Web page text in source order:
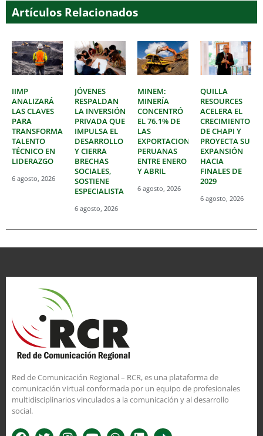
Artículos Relacionados
IIMP
ANALIZARÁ
LAS CLAVES
PARA
TRANSFORMAR
TALENTO
TÉCNICO EN
LIDERAZGO
6 agosto, 2026
JÓVENES
RESPALDAN
LA INVERSIÓN
PRIVADA QUE
IMPULSA EL
DESARROLLO
Y CIERRA
BRECHAS
SOCIALES,
SOSTIENE
ESPECIALISTA
6 agosto, 2026
MINEM:
MINERÍA
CONCENTRÓ
EL 76.1% DE
LAS
EXPORTACIONES
PERUANAS
ENTRE ENERO
Y ABRIL
6 agosto, 2026
QUILLA
RESOURCES
ACELERA EL
CRECIMIENTO
DE CHAPI Y
PROYECTA SU
EXPANSIÓN
HACIA
FINALES DE
2029
6 agosto, 2026
Red de Comunicación Regional – RCR, es una plataforma de
comunicación virtual conformada por un equipo de profesionales
multidisciplinarios vinculados a la comunicación y al desarrollo
social.